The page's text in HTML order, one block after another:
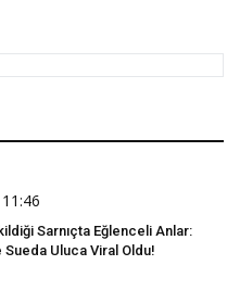
Sarnıçta Eğlenceli Anlar:
Sueda Uluca Viral Oldu!